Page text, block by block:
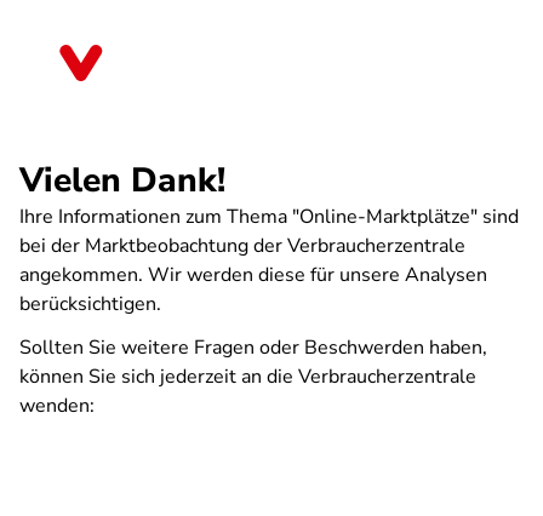
Vielen Dank!
Ihre Informationen zum Thema "Online-Marktplätze" sind
bei der Marktbeobachtung der Verbraucherzentrale
angekommen. Wir werden diese für unsere Analysen
berücksichtigen.
Sollten Sie weitere Fragen oder Beschwerden haben,
können Sie sich jederzeit an die Verbraucherzentrale
wenden: